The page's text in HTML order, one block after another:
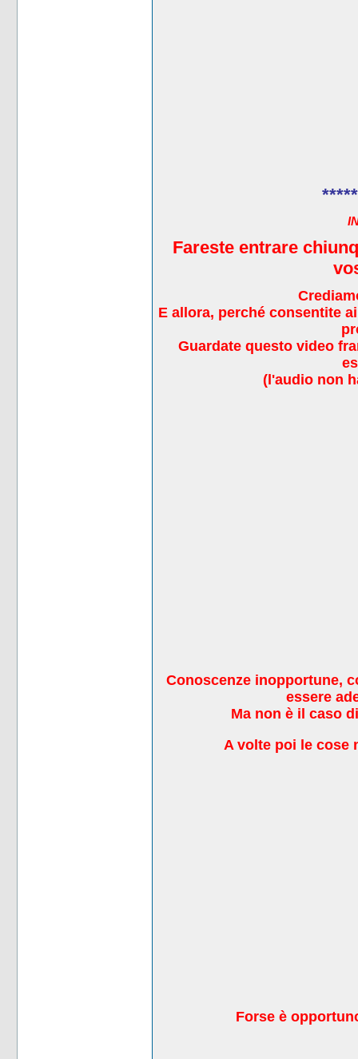
Fareste entrare
E allora, perché consentite
Guardate questo video
(l'audio non
Conoscenze inopportune,
essere
Ma non è il caso
A volte poi le cose
Forse è